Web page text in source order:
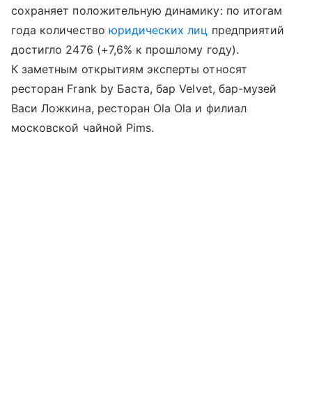
сохраняет положительную динамику: по итогам
года количество юридических лиц предприятий
достигло 2476 (+7,6% к прошлому году).
К заметным открытиям эксперты относят
ресторан Frank by Баста, бар Velvet, бар-музей
Васи Ложкина, ресторан Ola Ola и филиал
московской чайной Pims.